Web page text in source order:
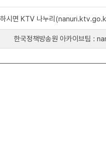
시면 KTV 나누리
한국정책방송원 아카이브팀 :